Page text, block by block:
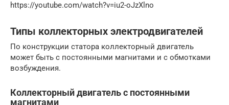
https://youtube.com/watch?v=iu2-oJzXlno
Типы коллекторных электродвигателей
По конструкции статора коллекторный двигатель
может быть с постоянными магнитами и с обмотками
возбуждения.
Коллекторный двигатель с постоянными
магнитами